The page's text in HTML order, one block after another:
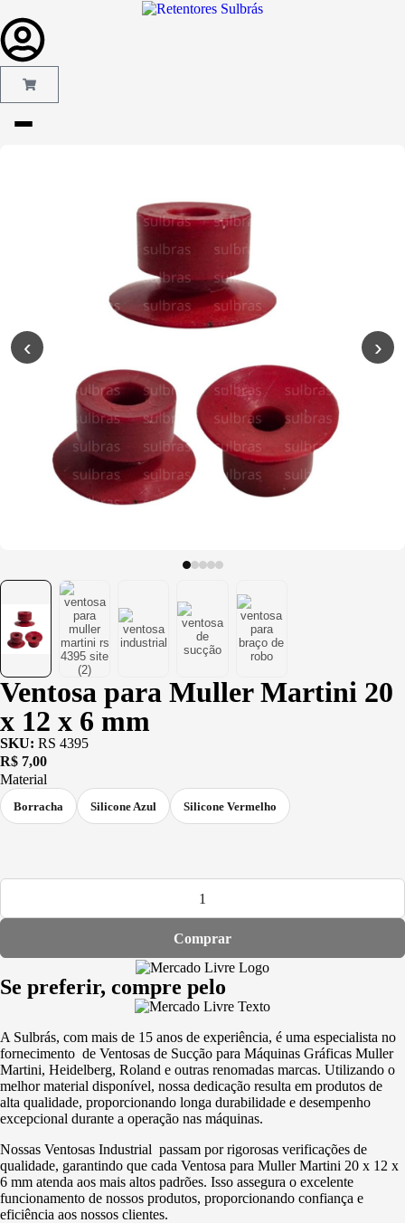
‹ ›
Ventosa para Muller Martini 20
x 12 x 6 mm
SKU: RS 4395
R$ 7,00
Material
Borracha Silicone Azul Silicone Vermelho
Comprar
Se preferir, compre pelo
A Sulbrás, com mais de 15 anos de experiência, é uma especialista no
fornecimento de Ventosas de Sucção para Máquinas Gráficas Muller
Martini, Heidelberg, Roland e outras renomadas marcas. Utilizando o
melhor material disponível, nossa dedicação resulta em produtos de
alta qualidade, proporcionando longa durabilidade e desempenho
excepcional durante a operação nas máquinas.
Nossas Ventosas Industrial passam por rigorosas verificações de
qualidade, garantindo que cada Ventosa para Muller Martini 20 x 12 x
6 mm atenda aos mais altos padrões. Isso assegura o excelente
funcionamento de nossos produtos, proporcionando confiança e
eficiência aos nossos clientes.
Linha
Industrial
Revestimento
e Poliuretano
(PU)
Serviço de
Usinagem